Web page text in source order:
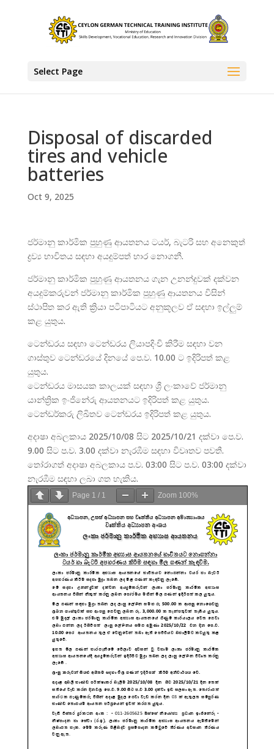
Select Page
Disposal of discarded
tires and vehicle
batteries
Oct 9, 2025
ජර්මානු කාර්මික පුහුණු ආයතනය ටයර්, බැටරි සහ අනෙකුත්
ද්‍රව්‍ය භාවිතය සඳහා අයදුම්පත් භාර නොගනී.
ජර්මානු කාර්මික පුහුණු ආයතනය ගැන උනන්දුවක් දක්වන
අයදුම්කරුවන් ජර්මානු කාර්මික පුහුණු ආයතනය විසින්
ස්ථාපිත කර ඇති ක්‍රියා පටිපාටියට අනුකූලව ඒ සඳහා ඉල්ලුම්
කළ යුතුය.
ටෙන්ඩරය සඳහා ටෙන්ඩරය ලියාපදිංචි කිරීම සඳහා වන
ගාස්තුව ටෙන්ඩරයේ දිනයේ පෙ.ව. 10.00 ට ඉදිරිපත් කළ
යුතුය.
ටෙන්ඩරය මාසයක කාලයක් සඳහා ශ්‍රී ලංකාවේ ජර්මානු
යාන්ත්‍රික ඉංජිනේරු ආයතනයට ඉදිරිපත් කළ යුතුය.
ටෙන්ඩර්කරු ලිඛිතව ටෙන්ඩරය ඉදිරිපත් කළ යුතුය.
අදාෂා අබලකාය 2025/10/08 සිට 2025/10/21 දක්වා පෙ.ව.
9.00 සිට ප.ව. 3.00 දක්වා නැරඹීම සඳහා විවෘතව පවතී.
තෝරාගත් අදාෂා අබලකාය ප.ව. 03:00 සිට ප.ව. 03:00 දක්වා
නැරඹීම සඳහා ලබා ගත හැකිය.
Page 1 / 1 Zoom 100%